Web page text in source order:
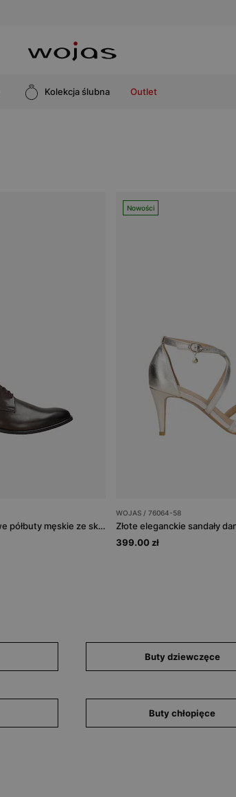
Kolekcja ślubna Outlet
Ciemnobrązowe wizytowe półbuty męskie ze skóry licowej
Nowości
WOJAS / 76064-58
Złote eleganckie sandały
399.00 zł
Buty dziewczęce
Buty chłopięce